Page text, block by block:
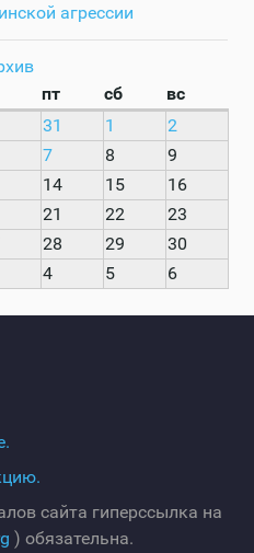
агрессии
пт сб
вс
31 1
2
7 8
9
14 15
16
21 22
23
28 29
30
4 5 6
сайта гиперссылка на
) обязательна.